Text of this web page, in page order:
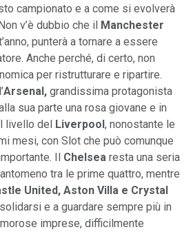
campionato e a come si evolverà
v’è dubbio che il Manchester
punterà a tornare a essere
Anche perché, di certo, non
per ristrutturare e ripartire.
Arsenal, grandissima protagonista
sua parte una rosa giovane e in
livello del Liverpool, nonostante le
mesi, con Slot che può comunque
Il Chelsea resta una seria
tra le prime quattro, mentre
United, Aston Villa e Crystal
e a guardare sempre più in
imprese, difficilmente